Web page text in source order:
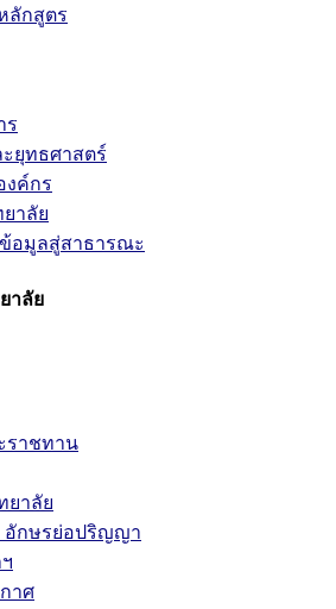
ลักสูตร
ร
ยุทธศาสตร์
งค์กร
าลัย
ข้อมูลสู่สาธารณะ
าลัย
ราชทาน
ยาลัย
กษรย่อปริญญา
าศ